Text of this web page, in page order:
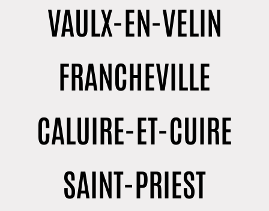
VAULX-EN-VELIN
FRANCHEVILLE
CALUIRE-ET-CUIRE
SAINT-PRIEST